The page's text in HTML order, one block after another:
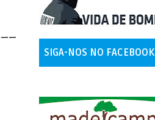
SIGA-NOS NO FACEBOOK